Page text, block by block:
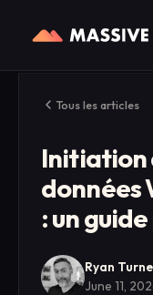
Tous les articles
Initiation
données
: un
Ryan
June 11,